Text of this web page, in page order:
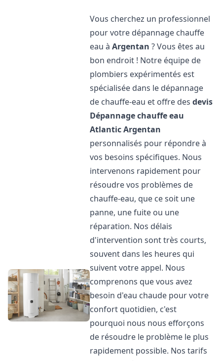
Vous cherchez un professionnel
pour votre dépannage chauffe
eau àArgentan ? Vous êtes au
bon endroit ! Notre équipe de
plombiers expérimentés est
spécialisée dans le dépannage
de chauffe-eau et offre desdevis
Dépannage chauffe eau
AtlanticArgentan
personnalisés pour répondre à
vos besoins spécifiques. Nous
intervenons rapidement pour
résoudre vos problèmes de
chauffe-eau, que ce soit une
panne, une fuite ou une
réparation. Nos délais
d'intervention sont très courts,
souvent dans les heures qui
suivent votre appel. Nous
comprenons que vous avez
besoin d'eau chaude pour votre
confort quotidien, c'est
pourquoi nous nous efforçons
de résoudre le problème le plus
rapidement possible. Nos tarifs